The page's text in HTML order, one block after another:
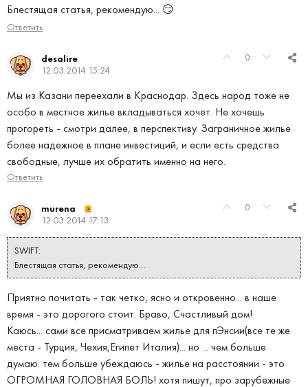
Блестящая статья, рекомендую... 😏
Ответить
0
desalire
12.03.2014 15:24
Мы из Казани переехали в Краснодар. Здесь народ тоже не
особо в местное жилье вкладываться хочет. Не хочешь
прогореть - смотри далее, в перспективу. Заграничное жилье
более надежное в плане инвестиций, и если есть средства
свободные, лучше их обратить именно на него.
Ответить
0
murena
12.03.2014 17:13
SWIFT:
Блестящая статья, рекомендую...
Приятно почитать - так четко, ясно и откровенно... в наше
время - это дорогого стоит. Браво, Счастливый дом!
Каюсь... сами все присматриваем жилье для пЭнсии(все те же
места - Турция, Чехия,Египет Италия)... но ... чем больше
думаю. тем больше убеждаюсь - жилье на расстоянии - это
ОГРОМНАЯ ГОЛОВНАЯ БОЛЬ! хотя пишут, про зарубежные